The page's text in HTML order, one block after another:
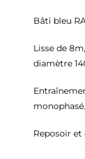
Bâti bleu
Lisse de
diamètre
monophasé.
Reposoir et